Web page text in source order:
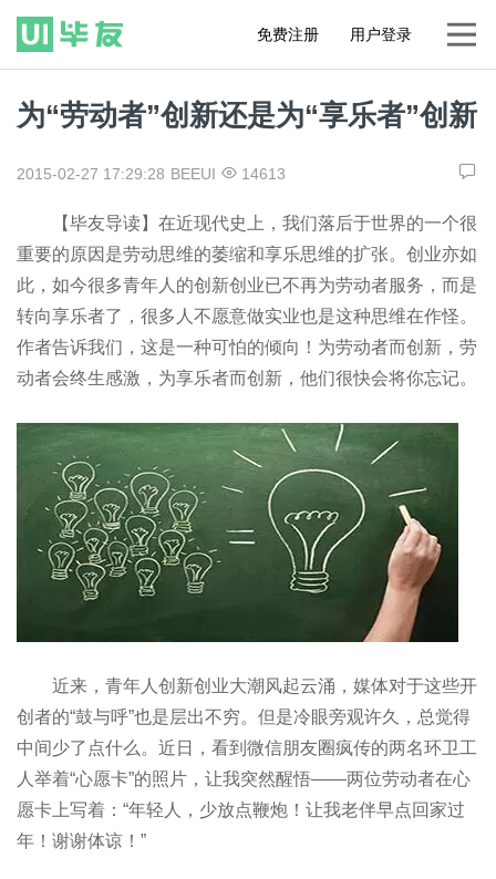
免费注册 用户登录
为“劳动者”创新还是为“享乐者”创新
2015-02-27 17:29:28 BEEUI 14613
【毕友导读】在近现代史上，我们落后于世界的一个很
重要的原因是劳动思维的萎缩和享乐思维的扩张。创业亦如
此，如今很多青年人的创新创业已不再为劳动者服务，而是
转向享乐者了，很多人不愿意做实业也是这种思维在作怪。
作者告诉我们，这是一种可怕的倾向！为劳动者而创新，劳
动者会终生感激，为享乐者而创新，他们很快会将你忘记。
近来，青年人创新创业大潮风起云涌，媒体对于这些开
创者的“鼓与呼”也是层出不穷。但是冷眼旁观许久，总觉得
中间少了点什么。近日，看到微信朋友圈疯传的两名环卫工
人举着“心愿卡”的照片，让我突然醒悟——两位劳动者在心
愿卡上写着：“年轻人，少放点鞭炮！让我老伴早点回家过
年！谢谢体谅！”